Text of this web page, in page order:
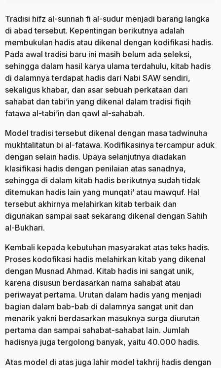
Tradisi hifz al-sunnah fi al-sudur menjadi barang langka
di abad tersebut. Kepentingan berikutnya adalah
membukulan hadis atau dikenal dengan kodifikasi hadis.
Pada awal tradisi baru ini masih belum ada seleksi,
sehingga dalam hasil karya ulama terdahulu, kitab hadis
di dalamnya terdapat hadis dari Nabi SAW sendiri,
sekaligus khabar, dan asar sebuah perkataan dari
sahabat dan tabi’in yang dikenal dalam tradisi fiqih
fatawa al-tabi’in dan qawl al-sahabah.
Model tradisi tersebut dikenal dengan masa tadwinuha
mukhtalitatun bi al-fatawa. Kodifikasinya tercampur aduk
dengan selain hadis. Upaya selanjutnya diadakan
klasifikasi hadis dengan penilaian atas sanadnya,
sehingga di dalam kitab hadis berikutnya sudah tidak
ditemukan hadis lain yang munqati’ atau mawquf. Hal
tersebut akhirnya melahirkan kitab terbaik dan
digunakan sampai saat sekarang dikenal dengan Sahih
al-Bukhari.
Kembali kepada kebutuhan masyarakat atas teks hadis.
Proses kodofikasi hadis melahirkan kitab yang dikenal
dengan Musnad Ahmad. Kitab hadis ini sangat unik,
karena disusun berdasarkan nama sahabat atau
periwayat pertama. Urutan dalam hadis yang menjadi
bagian dalam bab-bab di dalamnya sangat unit dan
menarik yakni berdasarkan masuknya surga diurutan
pertama dan sampai sahabat-sahabat lain. Jumlah
hadisnya juga tergolong banyak, yaitu 40.000 hadis.
Atas model di atas juga lahir model takhrij hadis dengan